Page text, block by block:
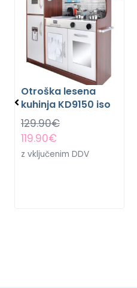
Otroška lesena
kuhinja KD9150 iso
129.90€
119.90€
z vključenim DDV